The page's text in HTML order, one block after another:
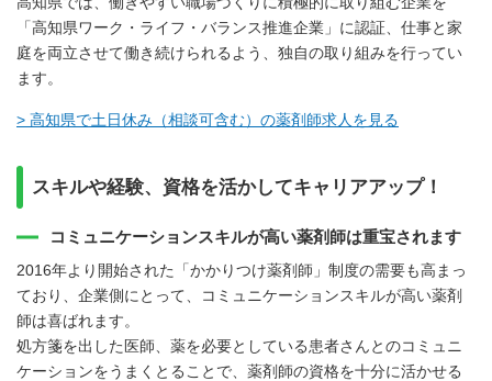
「高知県ワーク・ライフ・バランス推進企業」に認証、仕事と家
庭を両立させて働き続けられるよう、独自の取り組みを行ってい
ます。
> 高知県で土日休み（相談可含む）の薬剤師求人を見る
スキルや経験、資格を活かしてキャリアアップ！
コミュニケーションスキルが高い薬剤師は重宝されます
2016年より開始された「かかりつけ薬剤師」制度の需要も高まっ
ており、企業側にとって、コミュニケーションスキルが高い薬剤
師は喜ばれます。
処方箋を出した医師、薬を必要としている患者さんとのコミュニ
ケーションをうまくとることで、薬剤師の資格を十分に活かせる